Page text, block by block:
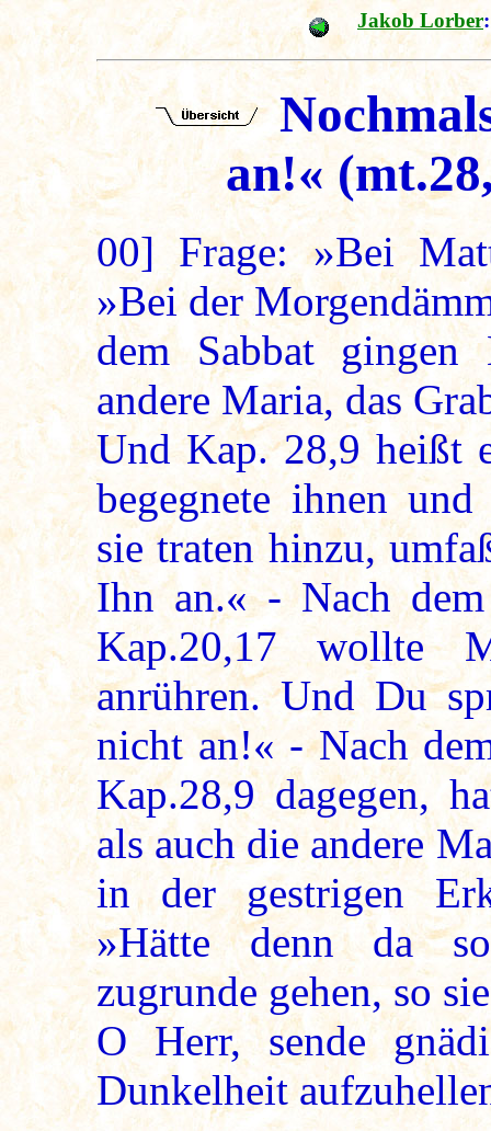
Jakob Lorber
an!«
00] Frage: »Bei
»Bei der
dem Sabbat
andere Maria, das
Und Kap. 28,9 heißt
begegnete ihnen
sie traten hinzu,
Ihn an.« - Nach dem
Kap.20,17 wollte
anrühren. Und Du
nicht an!« - Nach
Kap.28,9 dagegen,
als auch die andere
in der gestrigen
»Hätte denn da
zugrunde gehen, so
O Herr, sende
Dunkelheit